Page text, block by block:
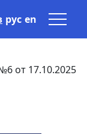
рус en
от 17.10.2025